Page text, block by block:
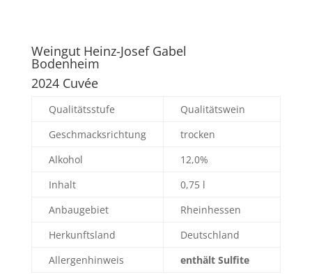
Weingut Heinz-Josef Gabel
Bodenheim
2024 Cuvée
Qualitätsstufe
Qualitätswein
Geschmacksrichtung
trocken
Alkohol
12,0%
Inhalt
0,75 l
Anbaugebiet
Rheinhessen
Herkunftsland
Deutschland
Allergenhinweis
enthält Sulfite